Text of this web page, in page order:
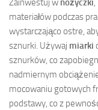
Zainwestuj w nożyczki
materiałów podczas
wystarczająco ostre,
sznurki. Używaj miarki
sznurków, co
nadmiernym
mocowaniu gotowych
podstawy, co z